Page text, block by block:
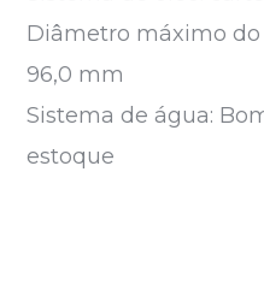
Diâmetro máximo
96,0 mm
Sistema de água:
estoque